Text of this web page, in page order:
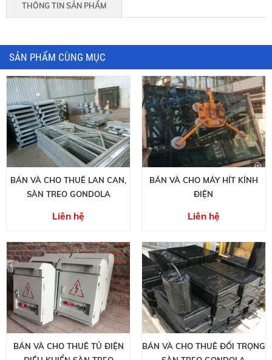
THÔNG TIN SẢN PHẨM
SẢN PHẨM CÙNG MỤC
BÁN VÀ CHO THUÊ LAN CAN,
SÀN TREO GONDOLA
Liên hệ
BÁN VÀ CHO MÁY HÍT KÍNH
ĐIỆN
Liên hệ
BÁN VÀ CHO THUÊ TỦ ĐIỆN
BÁN VÀ CHO THUÊ ĐỐI TRỌNG